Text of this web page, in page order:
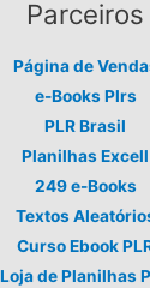
Parceiros
Página de
e-Books Plrs
PLR Brasil
Planilhas Excell
249 e-Books
Textos
Curso Ebook
Loja de Planilhas